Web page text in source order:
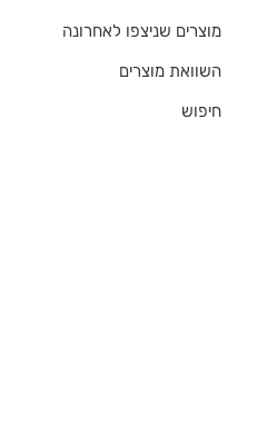
מוצרים שניצפו לאחרונה
השוואת מוצרים
חיפוש